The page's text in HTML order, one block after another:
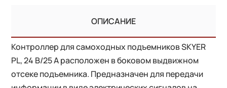
ОПИСАНИЕ
Контроллер для самоходных подъемников SKYER
PL, 24 В/25 А расположен в боковом выдвижном
отсеке подъемника. Предназначен для передачи